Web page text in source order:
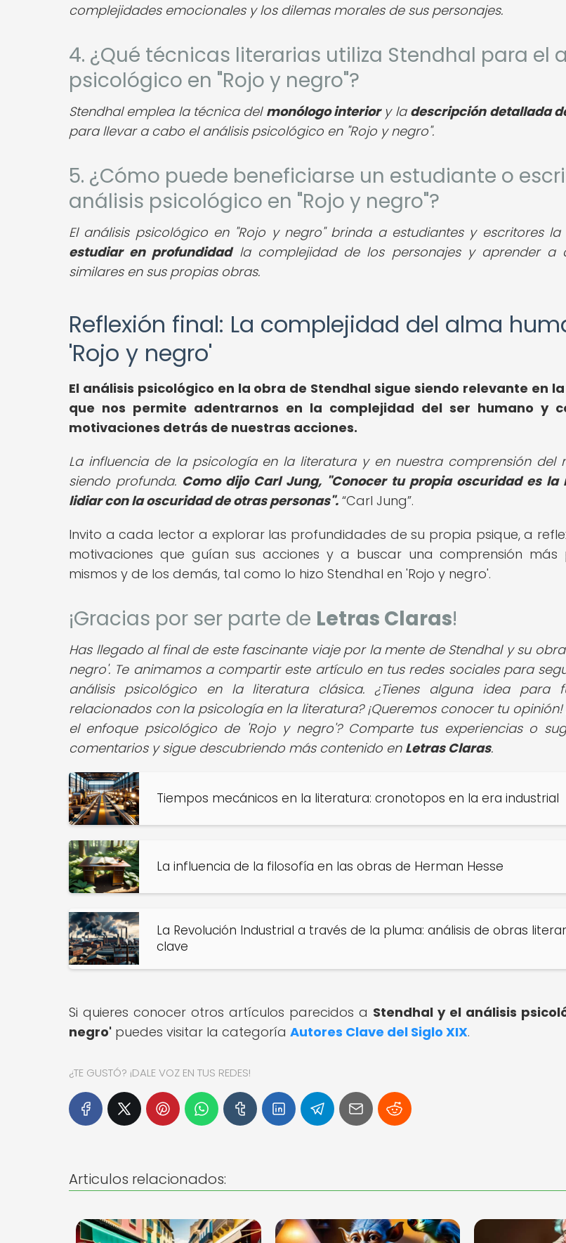
complejidades emocionales y los dilemas morales de sus personajes.
4. ¿Qué técnicas literarias utiliza Stendhal para el
psicológico en "Rojo y negro"?
Stendhal emplea la técnica del monólogo interiory la descripción detallada
para llevar a cabo el análisis psicológico en "Rojo y negro".
5. ¿Cómo puede beneficiarse un estudiante o
análisis psicológico en "Rojo y negro"?
El análisis psicológico en "Rojo y negro" brinda a estudiantes y escritores
estudiar en profundidadla complejidad de los personajes y aprender a
similares en sus propias obras.
Reflexión final: La complejidad del alma
'Rojo y negro'
El análisis psicológico en la obra de Stendhal sigue siendo relevante en
que nos permite adentrarnos en la complejidad del ser humano y
motivaciones detrás de nuestras acciones.
La influencia de la psicología en la literatura y en nuestra comprensión del
siendo profunda. Como dijo Carl Jung, "Conocer tu propia oscuridad es la
lidiar con la oscuridad de otras personas". Carl Jung .
Invito a cada lector a explorar las profundidades de su propia psique, a
motivaciones que guían sus acciones y a buscar una comprensión
mismos y de los demás, tal como lo hizo Stendhal en 'Rojo y negro'.
¡Gracias por ser parte de Letras Claras!
Has llegado al final de este fascinante viaje por la mente de Stendhal y su
negro'. Te animamos a compartir este artículo en tus redes sociales para
análisis psicológico en la literatura clásica. ¿Tienes alguna idea para
relacionados con la psicología en la literatura? ¡Queremos conocer tu
el enfoque psicológico de 'Rojo y negro'? Comparte tus experiencias o
comentarios y sigue descubriendo más contenido en Letras Claras.
Tiempos mecánicos en la literatura: cronotopos en la era industrial
La influencia de la filosofía en las obras de Herman Hesse
La Revolución Industrial a través de la pluma: análisis de obras
clave
Si quieres conocer otros artículos parecidos a Stendhal y el análisis
negro' puedes visitar la categoría Autores Clave del Siglo XIX.
¿TE GUSTÓ? ¡DALE VOZ EN TUS REDES!
Articulos relacionados: